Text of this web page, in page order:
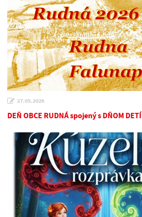
27.05.2026
DEŇ OBCE RUDNÁ spojený s DŇOM DETÍ